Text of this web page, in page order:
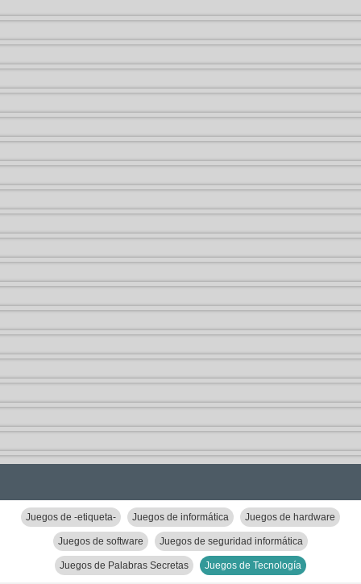
Juegos de -etiqueta- Juegos de informática Juegos de hardware
Juegos de software Juegos de seguridad informática
Juegos de Palabras Secretas Juegos de Tecnología